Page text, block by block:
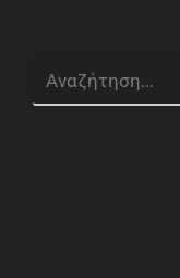
Αναζήτηση...